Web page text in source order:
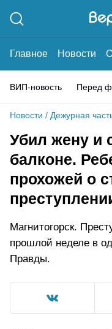
Главное Новости
ВИП-новость Перед
Новости / Дежурная
Убил жену и
балконе.
прохожей о
Магнитогорск.
прошлой неделе в
Правды.